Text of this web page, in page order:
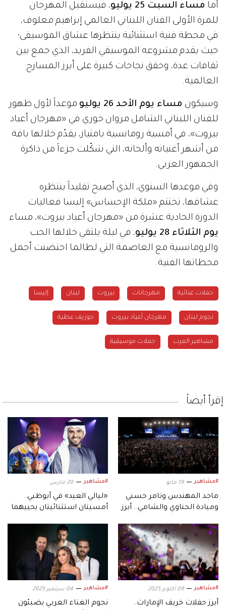
أما مساء السبت 25 يوليو
، فيستقبل المهرجان
للمرة الأولى الفنان اللبناني العالمي إبراهيم معلوف،
في محطة فنية استثنائية ينتظرها عشاق الموسيقى؛
حيث يقدم مشروعه الموسيقي الفريد، الذي جمع بين
ثقافات عدة، وحقق نجاحات كبيرة على أبرز المسارح
العالمية.
وسيكون مساء يوم الأحد 26 يوليو
موعداً لأول ظهور
للفنان اللبناني الشامل مروان خوري في «مهرجان أعياد
بيروت»، في أمسية رومانسية بامتياز، يقدّم خلالها باقة
من أشهر أغنياته وألحانه، التي شكّلت جزءاً من ذاكرة
الجمهور العربي.
وفي موعدها السنوي، الذي أصبح تقليداً ينتظره
عشاقها، تختتم «ملكة الإحساس» إليسا فعاليات
الدورة الحادية عشرة من «مهرجان أعياد بيروت»، مساء
يوم الثلاثاء 28 يوليو
، في ليلة يلتقي خلالها الحب
والرومانسية مع العاصمة التي لطالما احتضنت أجمل
محطاتها الفنية.
حفلات غنائية مهرجانات بيروت لبنان إليسا
نجوم لبنان مهرجان أعياد بيروت جوزيف عطية
مشاهير العرب حفلات موسيقية
إقرأ أيضاً
#مشاهير 19 مايو
ماجد المهندس وتامر حسني
وميادة الحناوي والشامي.. أبرز
#مشاهير 20 مارس
«ليالي العيد» في أبوظبي..
أمسيتان استثنائيتان يحييهما
#مشاهير 09 أكتوبر 2025
أبرز حفلات خريف الإمارات..
#مشاهير 04 سبتمبر 2025
نجوم الغناء العربي يضيئون